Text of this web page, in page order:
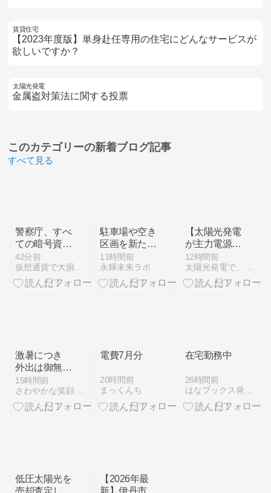
賃貸住宅
【2023年度版】単身赴任専用の住宅にどんなサービスが
欲しいですか？
太陽光発電
金属盗対策法に関する投票
このカテゴリーの新着ブログ記事
すべて見る
警察庁、すべ
ての暗号資産
交換業者に出
庫制限強化を
要請
42分前
駐車場や空き
区画を新たな
店舗へ。
BIBox Moving
Shopで始め
11時間前
永輝未来ラボ
【太陽光発電
が主力電源次
は蓄電池？】
酷暑下の電力
供給、太陽光
12時間前
激暑につき
外出は御無理
よ！ ②水冷
服 アイスマ
ンPRO-X3 セ
15時間前
電費7月分
20時間前
まっくんち
在宅勤務中
26時間前
低圧太陽光を
【2026年最